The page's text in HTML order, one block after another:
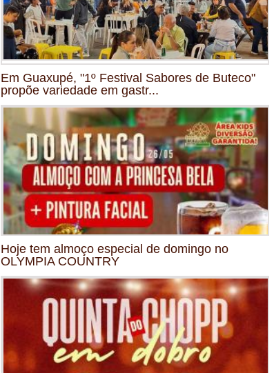
Em Guaxupé, "1º Festival Sabores de Buteco"
propõe variedade em gastr...
Hoje tem almoço especial de domingo no
OLYMPIA COUNTRY